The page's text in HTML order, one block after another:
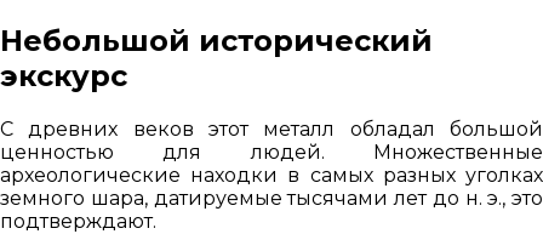
Небольшой исторический
экскурс
С древних веков этот металл обладал большой
ценностью для людей. Множественные
археологические находки в самых разных уголках
земного шара, датируемые тысячами лет до н. э., это
подтверждают.